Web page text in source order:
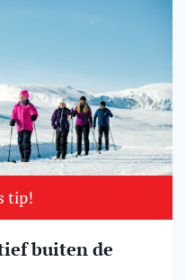
tip!
buiten de